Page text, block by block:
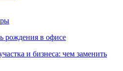
рождения в офисе
и бизнеса: чем заменить